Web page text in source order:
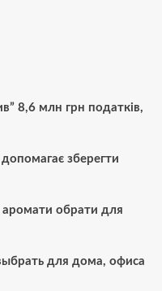
8,6 млн грн податків,
зберегти
аромати обрати для
для дома, офиса